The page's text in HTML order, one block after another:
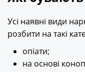
Усі наявні види
розбити на такі
опіати;
на основі